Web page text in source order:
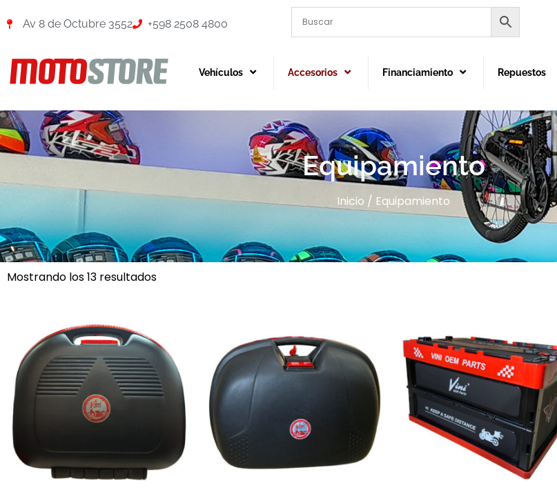
Av 8 de Octubre 3552 +598 2508 4800
Vehículos Accesorios Financiamiento Repuestos
Equipamiento
Inicio / Equipamiento
Mostrando los 13 resultados